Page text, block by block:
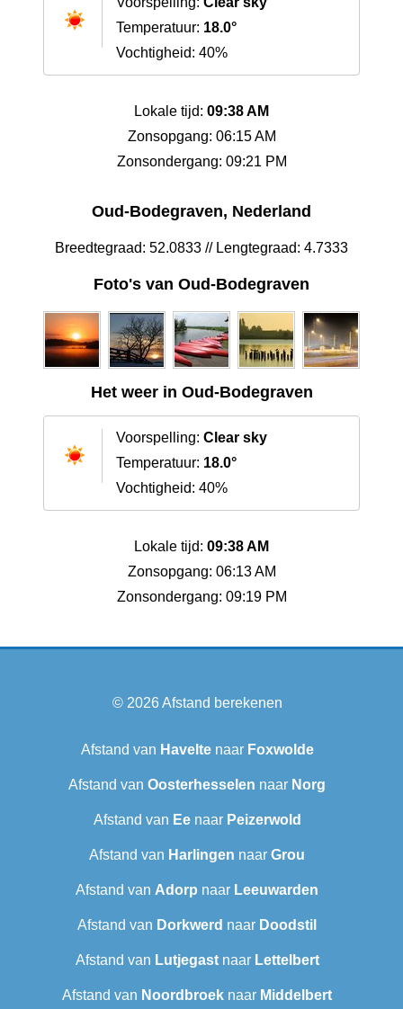
Temperatuur: 18.0°
Vochtigheid: 40%
Lokale tijd: 09:38 AM
Zonsopgang: 06:15 AM
Zonsondergang: 09:21 PM
Oud-Bodegraven‎, Nederland
Breedtegraad: 52.0833 // Lengtegraad: 4.7333
Foto's van Oud-Bodegraven‎
Het weer in Oud-Bodegraven‎
Voorspelling: Clear sky
Temperatuur: 18.0°
Vochtigheid: 40%
Lokale tijd: 09:38 AM
Zonsopgang: 06:13 AM
Zonsondergang: 09:19 PM
© 2026Afstand berekenen
Afstand van Haveltenaar Foxwolde
Afstand van Oosterhesselen naar Norg
Afstand van Eenaar Peizerwold
Afstand van Harlingen naar Grou
Afstand van Adorp naar Leeuwarden
Afstand van Dorkwerd naar Doodstil
Afstand van Lutjegastnaar Lettelbert
Afstand van Noordbroek naar Middelbert